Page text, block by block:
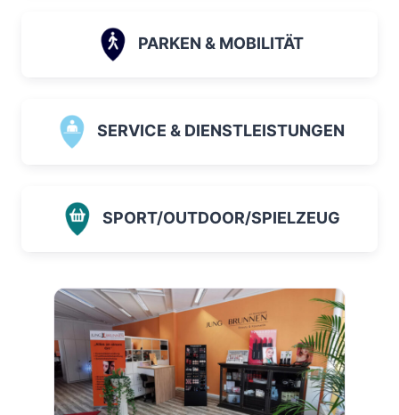
PARKEN & MOBILITÄT
SERVICE & DIENSTLEISTUNGEN
SPORT/OUTDOOR/SPIELZEUG